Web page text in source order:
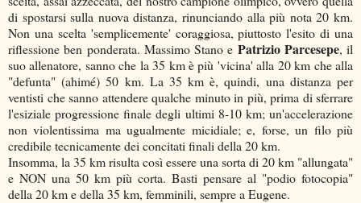
di spostarsi sulla nuova distanza, rinunciando alla più nota 20 km.
Non una scelta 'semplicemente' coraggiosa, piuttosto l'esito di una
riflessione ben ponderata. Massimo Stano e Patrizio Parcesepe, il
suo allenatore, sanno che la 35 km è più 'vicina' alla 20 km che alla
"defunta" (ahimé) 50 km. La 35 km è, quindi, una distanza per
ventisti che sanno attendere qualche minuto in più, prima di sferrare
l'esiziale progressione finale degli ultimi 8-10 km; un'accelerazione
non violentissima ma ugualmente micidiale; e, forse, un filo più
credibile tecnicamente dei concitati finali della 20 km.
Insomma, la 35 km risulta così essere una sorta di 20 km "allungata"
e NON una 50 km più corta. Basti pensare al "podio fotocopia"
della 20 km e della 35 km, femminili, sempre a Eugene.